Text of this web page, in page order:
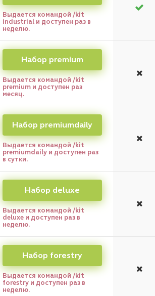
Выдается командой /kit
industrial и доступен раз в
неделю.
Набор premium
Выдается командой /kit
premium и доступен раз
месяц.
Набор premiumdaily
Выдается командой /kit
premiumdaily и доступен раз
в сутки.
Набор deluxe
Выдается командой /kit
deluxe и доступен раз в
неделю.
Набор forestry
Выдается командой /kit
forestry и доступен раз в
неделю.